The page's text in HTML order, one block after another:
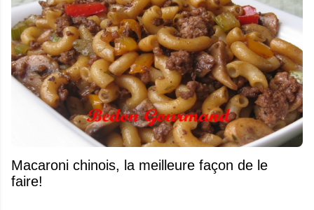
Macaroni chinois, la meilleure façon de le
faire!